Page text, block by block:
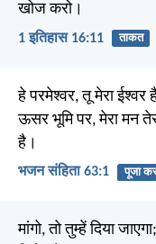
खोज करो।
1 इतिहास 16:11 ताकत
हे परमेश्वर, तू मेरा
ऊसर भूमि पर, मेरा मन
है।
भजन संहिता 63:1 पूजा
मांगो, तो तुम्हें दिया